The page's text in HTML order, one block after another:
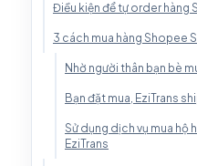
Điều kiện để tự order hàng
3 cách mua hàng Shopee
Nhờ người thân bạn bè
Bạn đặt mua, EziTrans
Sử dụng dịch vụ mua hộ
EziTrans